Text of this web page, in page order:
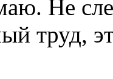
Не
труд,